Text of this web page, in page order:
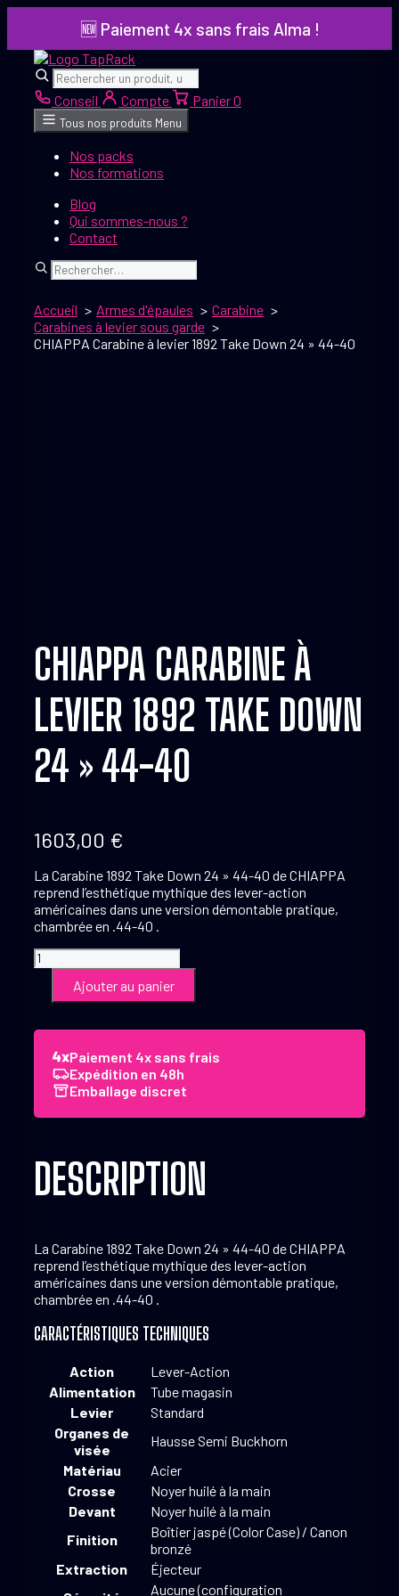
contenu
🆕 Paiement 4x sans frais Alma !
Rechercher Rechercher
Conseil Compte Panier0
Tous nos produits Menu
Nos packs
Nos formations
Blog
Qui sommes-nous ?
Contact
Rechercher
Accueil Armes d'épaules
Carabine
Carabines à levier sous garde
CHIAPPA Carabine à levier 1892 Take Down 24 » 44-40
CHIAPPA CARABINE À
LEVIER 1892 TAKE DOWN
24 » 44-40
1603,00 €
La Carabine 1892 Take Down 24 » 44-40 de CHIAPPA
reprend l’esthétique mythique des lever-action
américaines dans une version démontable pratique,
chambrée en .44-40 .
quantité
de
CHIAPPA
Carabine
1892
Take
Down
Ajouter au panier
Paiement 4x sans frais
Expédition en 48h
Emballage discret
DESCRIPTION
La Carabine 1892 Take Down 24 » 44-40 de CHIAPPA
reprend l’esthétique mythique des lever-action
américaines dans une version démontable pratique,
chambrée en .44-40 .
CARACTÉRISTIQUES TECHNIQUES
Action
Lever-Action
Alimentation
Tube magasin
Levier
Standard
Organes de
visée
Hausse Semi Buckhorn
Matériau
Acier
Crosse
Noyer huilé à la main
Devant
Noyer huilé à la main
Finition
Boîtier jaspé (Color Case) / Canon
bronzé
Extraction
Éjecteur
Aucune (configuration